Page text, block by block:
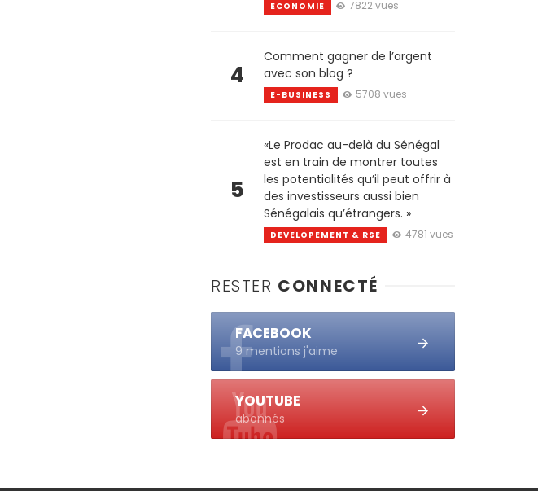
ECONOMIE 7822 vues
4
Comment gagner de l’argent
avec son blog ?
E-BUSINESS 5708 vues
5
«Le Prodac au-delà du Sénégal
est en train de montrer toutes
les potentialités qu’il peut offrir à
des investisseurs aussi bien
Sénégalais qu’étrangers. »
DEVELOPEMENT & RSE 4781 vues
RESTER CONNECTÉ
FACEBOOK
9 mentions j'aime
YOUTUBE
abonnés